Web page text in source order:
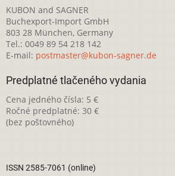
KUBON and SAGNER
Buchexport-Import GmbH
803 28 München, Germany
Tel.: 0049 89 54 218 142
E-mail: postmaster@kubon-sagner.de
Predplatné tlačeného vydania
Cena jedného čísla: 5 €
Ročné predplatné: 30 €
(bez poštovného)
ISSN 2585-7061 (online)